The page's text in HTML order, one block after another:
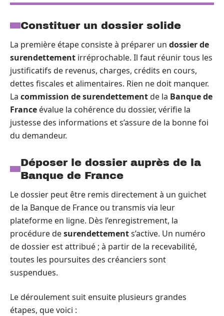
Constituer un dossier solide
La première étape consiste à préparer un dossier de
surendettement irréprochable. Il faut réunir tous les
justificatifs de revenus, charges, crédits en cours,
dettes fiscales et alimentaires. Rien ne doit manquer.
La commission de surendettementde la Banque de
France évalue la cohérence du dossier, vérifie la
justesse des informations et s’assure de la bonne foi
du demandeur.
Déposer le dossier auprès de la
Banque de France
Le dossier peut être remis directement à un guichet
de la Banque de France ou transmis via leur
plateforme en ligne. Dès l’enregistrement, la
procédure desurendettements’active. Un numéro
de dossier est attribué ; à partir de la recevabilité,
toutes les poursuites des créanciers sont
suspendues.
Le déroulement suit ensuite plusieurs grandes
étapes, que voici :